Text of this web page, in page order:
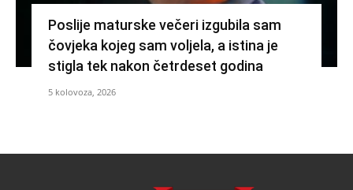
Poslije maturske večeri izgubila sam
čovjeka kojeg sam voljela, a istina je
stigla tek nakon četrdeset godina
5 kolovoza, 2026